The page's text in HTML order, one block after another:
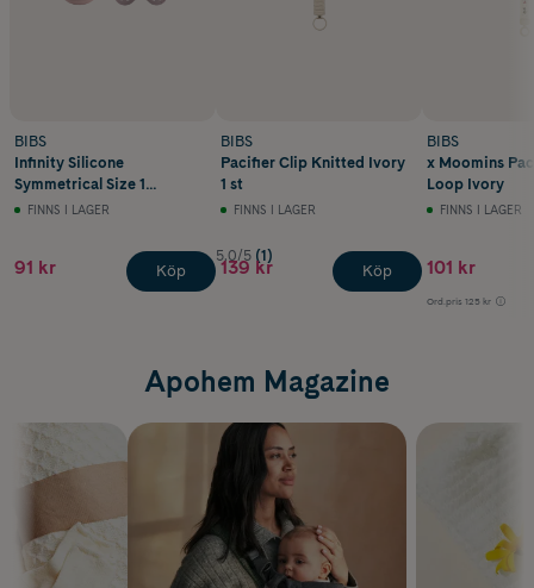
BIBS
Infinity Silicone
Symmetrical Size 1
Blossom/Dusky Lilac 2 st
FINNS I LAGER
91 kr Köp
BIBS
Pacifier Clip Knitted Ivory
1 st
FINNS I LAGER
5.0/5 (1)
139 kr Köp
BIBS
x Moomins
Loop Ivory
FINNS I LAGER
101 kr
Ord.pris 125 kr
Apohem Magazine